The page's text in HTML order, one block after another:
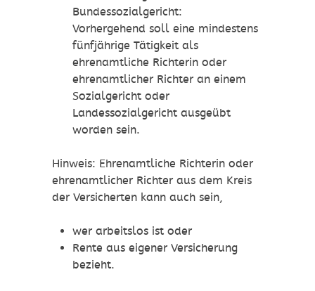
Bundessozialgericht:
Vorhergehend soll eine mindestens
fünfjährige Tätigkeit als
ehrenamtliche Richterin oder
ehrenamtlicher Richter an einem
Sozialgericht oder
Landessozialgericht ausgeübt
worden sein.
Hinweis: Ehrenamtliche Richterin oder
ehrenamtlicher Richter aus dem Kreis
der Versicherten kann auch sein,
wer arbeitslos ist oder
Rente aus eigener Versicherung
bezieht.